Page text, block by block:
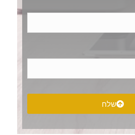
שלח